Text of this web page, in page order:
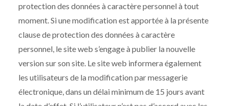
protection des données à caractère personnel à tout
moment. Si une modification est apportée à la présente
clause de protection des données à caractère
personnel, le site web s’engage à publier la nouvelle
version sur son site. Le site web informera également
les utilisateurs de la modification par messagerie
électronique, dans un délai minimum de 15 jours avant